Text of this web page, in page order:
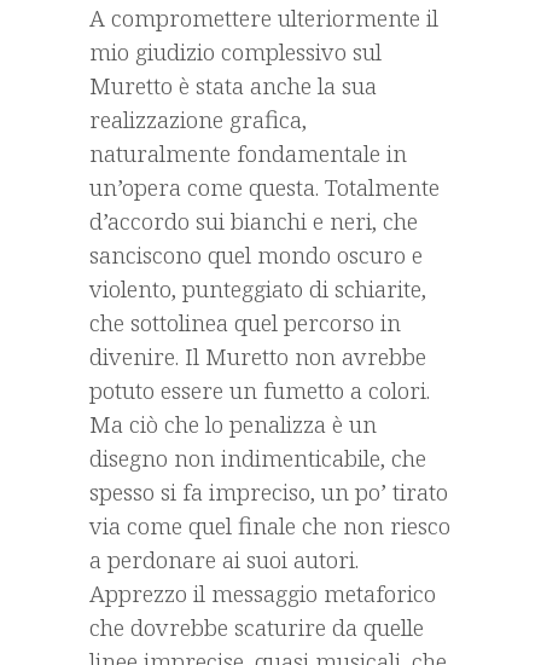
A compromettere ulteriormente il
mio giudizio complessivo sul
Muretto è stata anche la sua
realizzazione grafica,
naturalmente fondamentale in
un’opera come questa. Totalmente
d’accordo sui bianchi e neri, che
sanciscono quel mondo oscuro e
violento, punteggiato di schiarite,
che sottolinea quel percorso in
divenire. Il Muretto non avrebbe
potuto essere un fumetto a colori.
Ma ciò che lo penalizza è un
disegno non indimenticabile, che
spesso si fa impreciso, un po’ tirato
via come quel finale che non riesco
a perdonare ai suoi autori.
Apprezzo il messaggio metaforico
che dovrebbe scaturire da quelle